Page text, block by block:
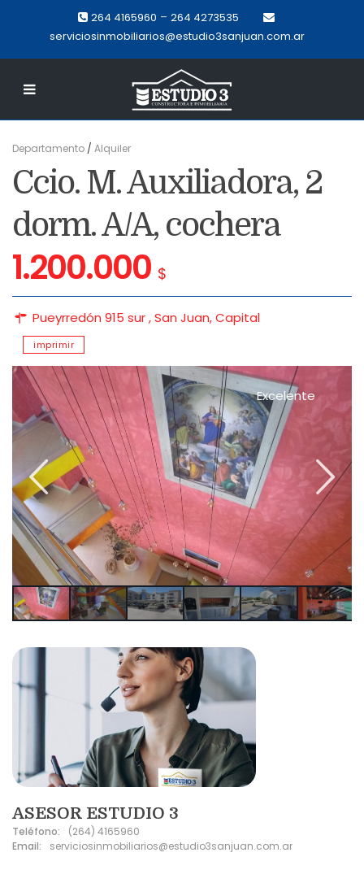
264 4165960 – 264 4273535
serviciosinmobiliarios@estudio3sanjuan.com.ar
Departamento / Alquiler
Ccio. M. Auxiliadora, 2
dorm. A/A, cochera
1.200.000 $
Pueyrredón 915 sur ,San Juan,Capital
imprimir
Excelente
ASESOR ESTUDIO 3
Teléfono:
(264) 4165960
Email:
serviciosinmobiliarios@estudio3sanjuan.com.ar